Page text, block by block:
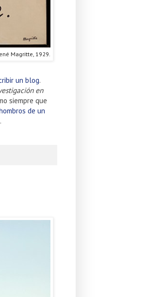
Magritte, 1929.
un blog.
en
siempre que
de un